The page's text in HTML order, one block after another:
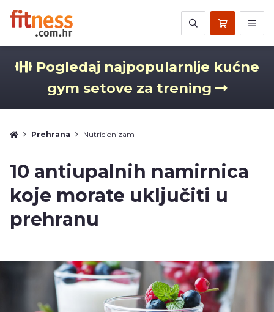
Pogledaj najpopularnije kućne
gym setove za trening
Prehrana Nutricionizam
10 antiupalnih namirnica
koje morate uključiti u
prehranu